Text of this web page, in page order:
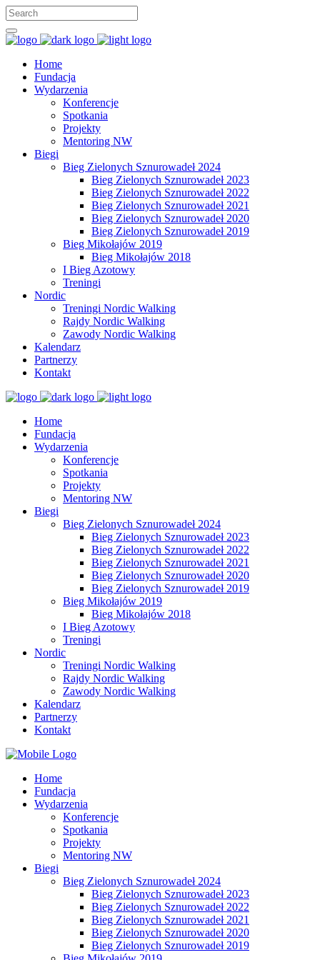
Home
Fundacja
Wydarzenia
Konferencje
Spotkania
Projekty
Mentoring NW
Biegi
Bieg Zielonych Sznurowadeł 2024
Bieg Zielonych Sznurowadeł 2023
Bieg Zielonych Sznurowadeł 2022
Bieg Zielonych Sznurowadeł 2021
Bieg Zielonych Sznurowadeł 2020
Bieg Zielonych Sznurowadeł 2019
Bieg Mikołajów 2019
Bieg Mikołajów 2018
I Bieg Azotowy
Treningi
Nordic
Treningi Nordic Walking
Rajdy Nordic Walking
Zawody Nordic Walking
Kalendarz
Partnerzy
Kontakt
Home
Fundacja
Wydarzenia
Konferencje
Spotkania
Projekty
Mentoring NW
Biegi
Bieg Zielonych Sznurowadeł 2024
Bieg Zielonych Sznurowadeł 2023
Bieg Zielonych Sznurowadeł 2022
Bieg Zielonych Sznurowadeł 2021
Bieg Zielonych Sznurowadeł 2020
Bieg Zielonych Sznurowadeł 2019
Bieg Mikołajów 2019
Bieg Mikołajów 2018
I Bieg Azotowy
Treningi
Nordic
Treningi Nordic Walking
Rajdy Nordic Walking
Zawody Nordic Walking
Kalendarz
Partnerzy
Kontakt
Home
Fundacja
Wydarzenia
Konferencje
Spotkania
Projekty
Mentoring NW
Biegi
Bieg Zielonych Sznurowadeł 2024
Bieg Zielonych Sznurowadeł 2023
Bieg Zielonych Sznurowadeł 2022
Bieg Zielonych Sznurowadeł 2021
Bieg Zielonych Sznurowadeł 2020
Bieg Zielonych Sznurowadeł 2019